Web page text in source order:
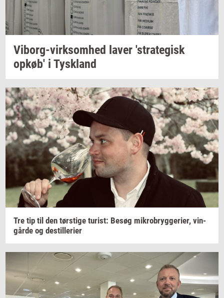
Viborg-​virksomhed laver 'stra­te­gisk
opkøb' i Tys­kland
Tre tip til den tørsti­ge turist: Besøg mi­kro­bryg­ge­ri­er, vin­
går­de og destil­le­ri­er